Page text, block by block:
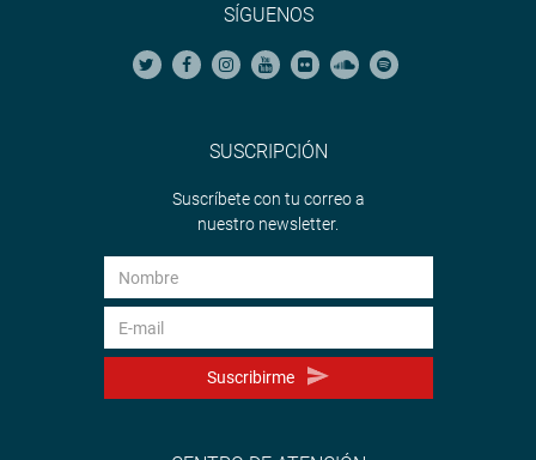
SÍGUENOS
SUSCRIPCIÓN
Suscríbete con tu correo a
nuestro newsletter.
Suscribirme